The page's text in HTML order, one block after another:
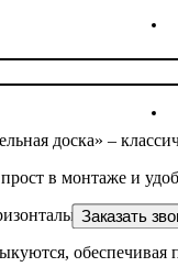
Заказать
доска» –
в монтаже и
обшивки